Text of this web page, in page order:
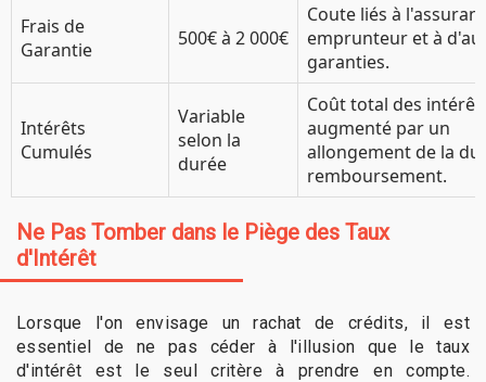
Frais de
Garantie
500€ à 2 000€
Coute liés à
emprunteur et à
garanties.
Intérêts
Cumulés
Variable
selon la
durée
Coût total des
augmenté par un
allongement de la
remboursement.
Ne Pas Tomber dans le Piège des Taux
d'Intérêt
Lorsque l'on envisage un rachat de crédits, il est
essentiel de ne pas céder à l'illusion que le taux
d'intérêt est le seul critère à prendre en compte.